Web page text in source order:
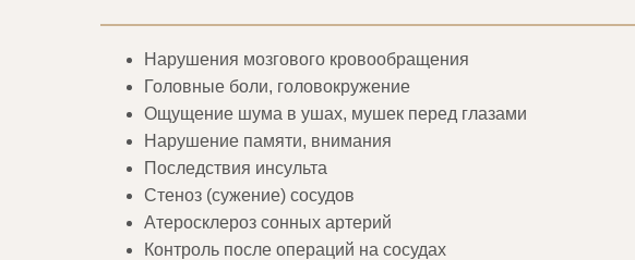
Нарушения мозгового кровообращения
Головные боли, головокружение
Ощущение шума в ушах, мушек перед глазами
Нарушение памяти, внимания
Последствия инсульта
Стеноз (сужение) сосудов
Атеросклероз сонных артерий
Контроль после операций на сосудах